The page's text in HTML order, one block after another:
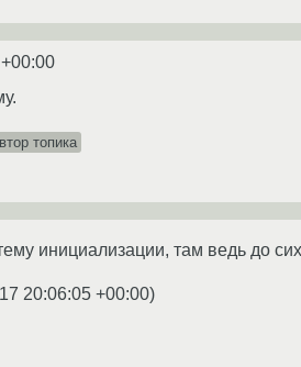
топика
инициализации, там ведь до
20:06:05 +00:00)